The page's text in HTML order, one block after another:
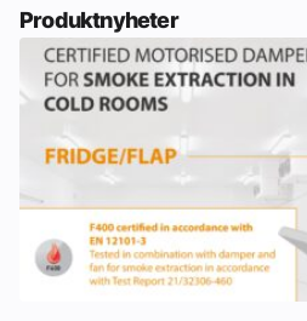
Produktnyheter